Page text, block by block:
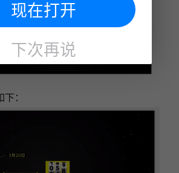
：
现在打开
下次再说